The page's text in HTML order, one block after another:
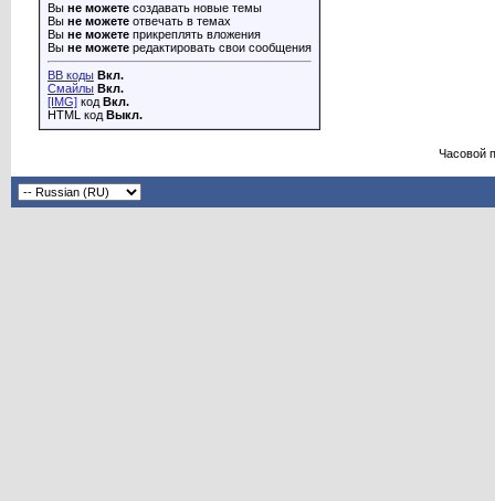
Вы не можете создавать новые темы
Вы не можете отвечать в темах
Вы не можете прикреплять вложения
Вы не можете редактировать свои сообщения
BB коды Вкл.
Смайлы Вкл.
[IMG] код Вкл.
HTML код Выкл.
Часовой